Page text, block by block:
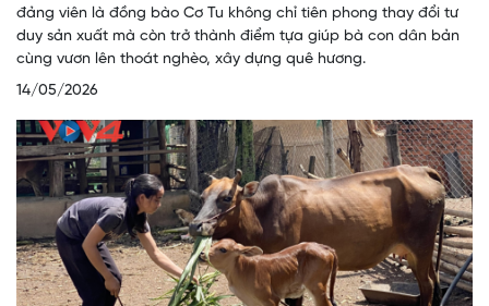
đảng viên là đồng bào Cơ Tu không chỉ tiên phong thay đổi tư
duy sản xuất mà còn trở thành điểm tựa giúp bà con dân bản
cùng vươn lên thoát nghèo, xây dựng quê hương.
14/05/2026